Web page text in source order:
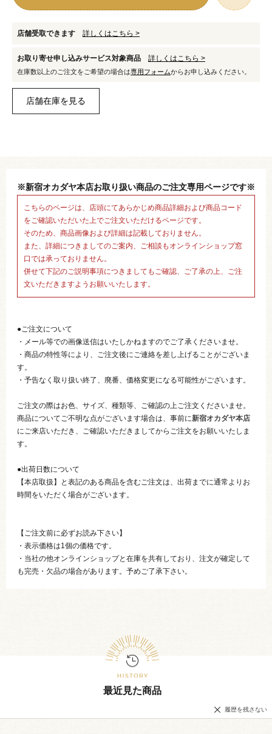
店舗受取できます 詳しくはこちら >
お取り寄せ申し込みサービス対象商品 詳しくはこちら >
在庫数以上のご注文をご希望の場合は専用フォームからお申し込みください。
※新宿オカダヤ本店お取り扱い商品のご注文専用ページです※
こちらのページは、店頭にてあらかじめ商品詳細および商品コード
をご確認いただいた上でご注文いただけるページです。
そのため、商品画像および詳細は記載しておりません。
また、詳細につきましてのご案内、ご相談もオンラインショップ窓
口では承っておりません。
併せて下記のご説明事項につきましてもご確認、ご了承の上、ご注
文いただきますようお願いいたします。
●ご注文について
・メール等での画像送信はいたしかねますのでご了承くださいませ。
・商品の特性等により、ご注文後にご連絡を差し上げることがございま
す。
・予告なく取り扱い終了、廃番、価格変更になる可能性がございます。
ご注文の際はお色、サイズ、種類等、ご確認の上ご注文くださいませ。
商品についてご不明な点がございます場合は、事前に新宿オカダヤ本店
にご来店いただき、ご確認いただきましてからご注文をお願いいたしま
す。
●出荷日数について
【本店取扱】と表記のある商品を含むご注文は、出荷までに通常よりお
時間をいただく場合がございます。
【ご注文前に必ずお読み下さい】
・表示価格は1個の価格です。
・当社の他オンラインショップと在庫を共有しており、注文が確定して
も完売・欠品の場合があります。予めご了承下さい。
最近見た商品
履歴を残さない